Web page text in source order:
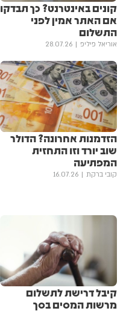
קונים באינטרנט? כך תבדקו
אם האתר אמין לפני
התשלום
אוריאל פיליפ 28.07.26
הזדמנות אחרונה? הדולר
שוב יורד וזו התחזית
המפתיעה
קובי ברקת 16.07.26
קיבל דרישת לתשלום
מרשות המסים בסך